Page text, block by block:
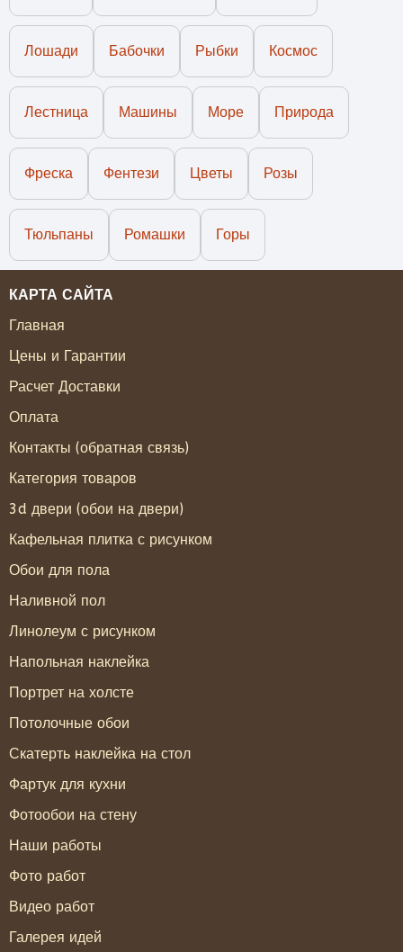
Лошади Бабочки Рыбки Космос
Лестница Машины Море Природа
Фреска Фентези Цветы Розы
Тюльпаны Ромашки Горы
КАРТА САЙТА
Главная
Цены и Гарантии
Расчет Доставки
Оплата
Контакты (обратная связь)
Категория товаров
3d двери (обои на двери)
Кафельная плитка с рисунком
Обои для пола
Наливной пол
Линолеум с рисунком
Напольная наклейка
Портрет на холсте
Потолочные обои
Скатерть наклейка на стол
Фартук для кухни
Фотообои на стену
Наши работы
Фото работ
Видео работ
Галерея идей